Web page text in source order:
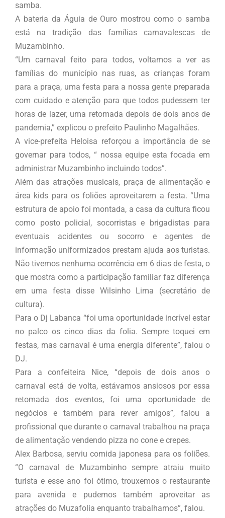
samba.
A bateria da Águia de Ouro mostrou como o samba
está na tradição das famílias carnavalescas de
Muzambinho.
“Um carnaval feito para todos, voltamos a ver as
famílias do município nas ruas, as crianças foram
para a praça, uma festa para a nossa gente preparada
com cuidado e atenção para que todos pudessem ter
horas de lazer, uma retomada depois de dois anos de
pandemia,” explicou o prefeito Paulinho Magalhães.
A vice-prefeita Heloisa reforçou a importância de se
governar para todos, “ nossa equipe esta focada em
administrar Muzambinho incluindo todos”.
Além das atrações musicais, praça de alimentação e
área kids para os foliões aproveitarem a festa. “Uma
estrutura de apoio foi montada, a casa da cultura ficou
como posto policial, socorristas e brigadistas para
eventuais acidentes ou socorro e agentes de
informação uniformizados prestam ajuda aos turistas.
Não tivemos nenhuma ocorrência em 6 dias de festa, o
que mostra como a participação familiar faz diferença
em uma festa disse Wilsinho Lima (secretário de
cultura).
Para o Dj Labanca “foi uma oportunidade incrível estar
no palco os cinco dias da folia. Sempre toquei em
festas, mas carnaval é uma energia diferente”, falou o
DJ.
Para a confeiteira Nice, “depois de dois anos o
carnaval está de volta, estávamos ansiosos por essa
retomada dos eventos, foi uma oportunidade de
negócios e também para rever amigos”, falou a
profissional que durante o carnaval trabalhou na praça
de alimentação vendendo pizza no cone e crepes.
Alex Barbosa, serviu comida japonesa para os foliões.
“O carnaval de Muzambinho sempre atraiu muito
turista e esse ano foi ótimo, trouxemos o restaurante
para avenida e pudemos também aproveitar as
atrações do Muzafolia enquanto trabalhamos”, falou.